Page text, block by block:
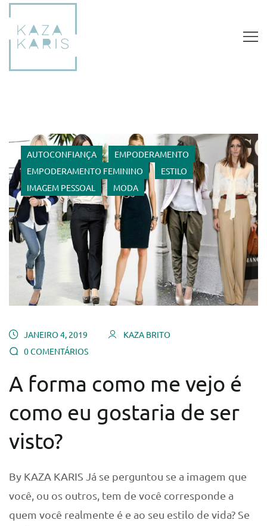
AUTOCONFIANÇA
EMPODERAMENTO
EMPODERAMENTO FEMININO
ESTILO
IMAGEM PESSOAL
MODA
JANEIRO 4, 2019
KAZA BRITO
0 COMENTÁRIOS
A forma como me vejo é
como eu gostaria de ser
visto?
By KAZA KARIS Já se perguntou se a imagem que
você, ou os outros, tem de você corresponde a
quem você realmente é e ao seu estilo de vida? Se